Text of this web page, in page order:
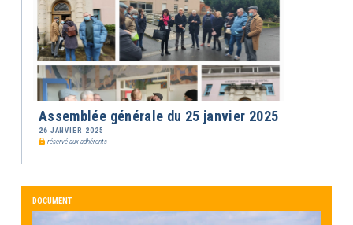
Assemblée générale du 25 janvier 2025
26 JANVIER 2025
réservé aux adhérents
DOCUMENT